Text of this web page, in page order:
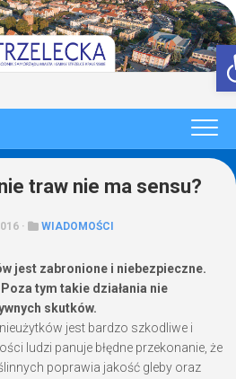
traw nie ma sensu?
· WIADOMOŚCI
jest zabronione i niebezpieczne.
tym takie działania nie
skutków.
jest bardzo szkodliwe i
ludzi panuje błędne przekonanie, że
poprawia jakość gleby oraz